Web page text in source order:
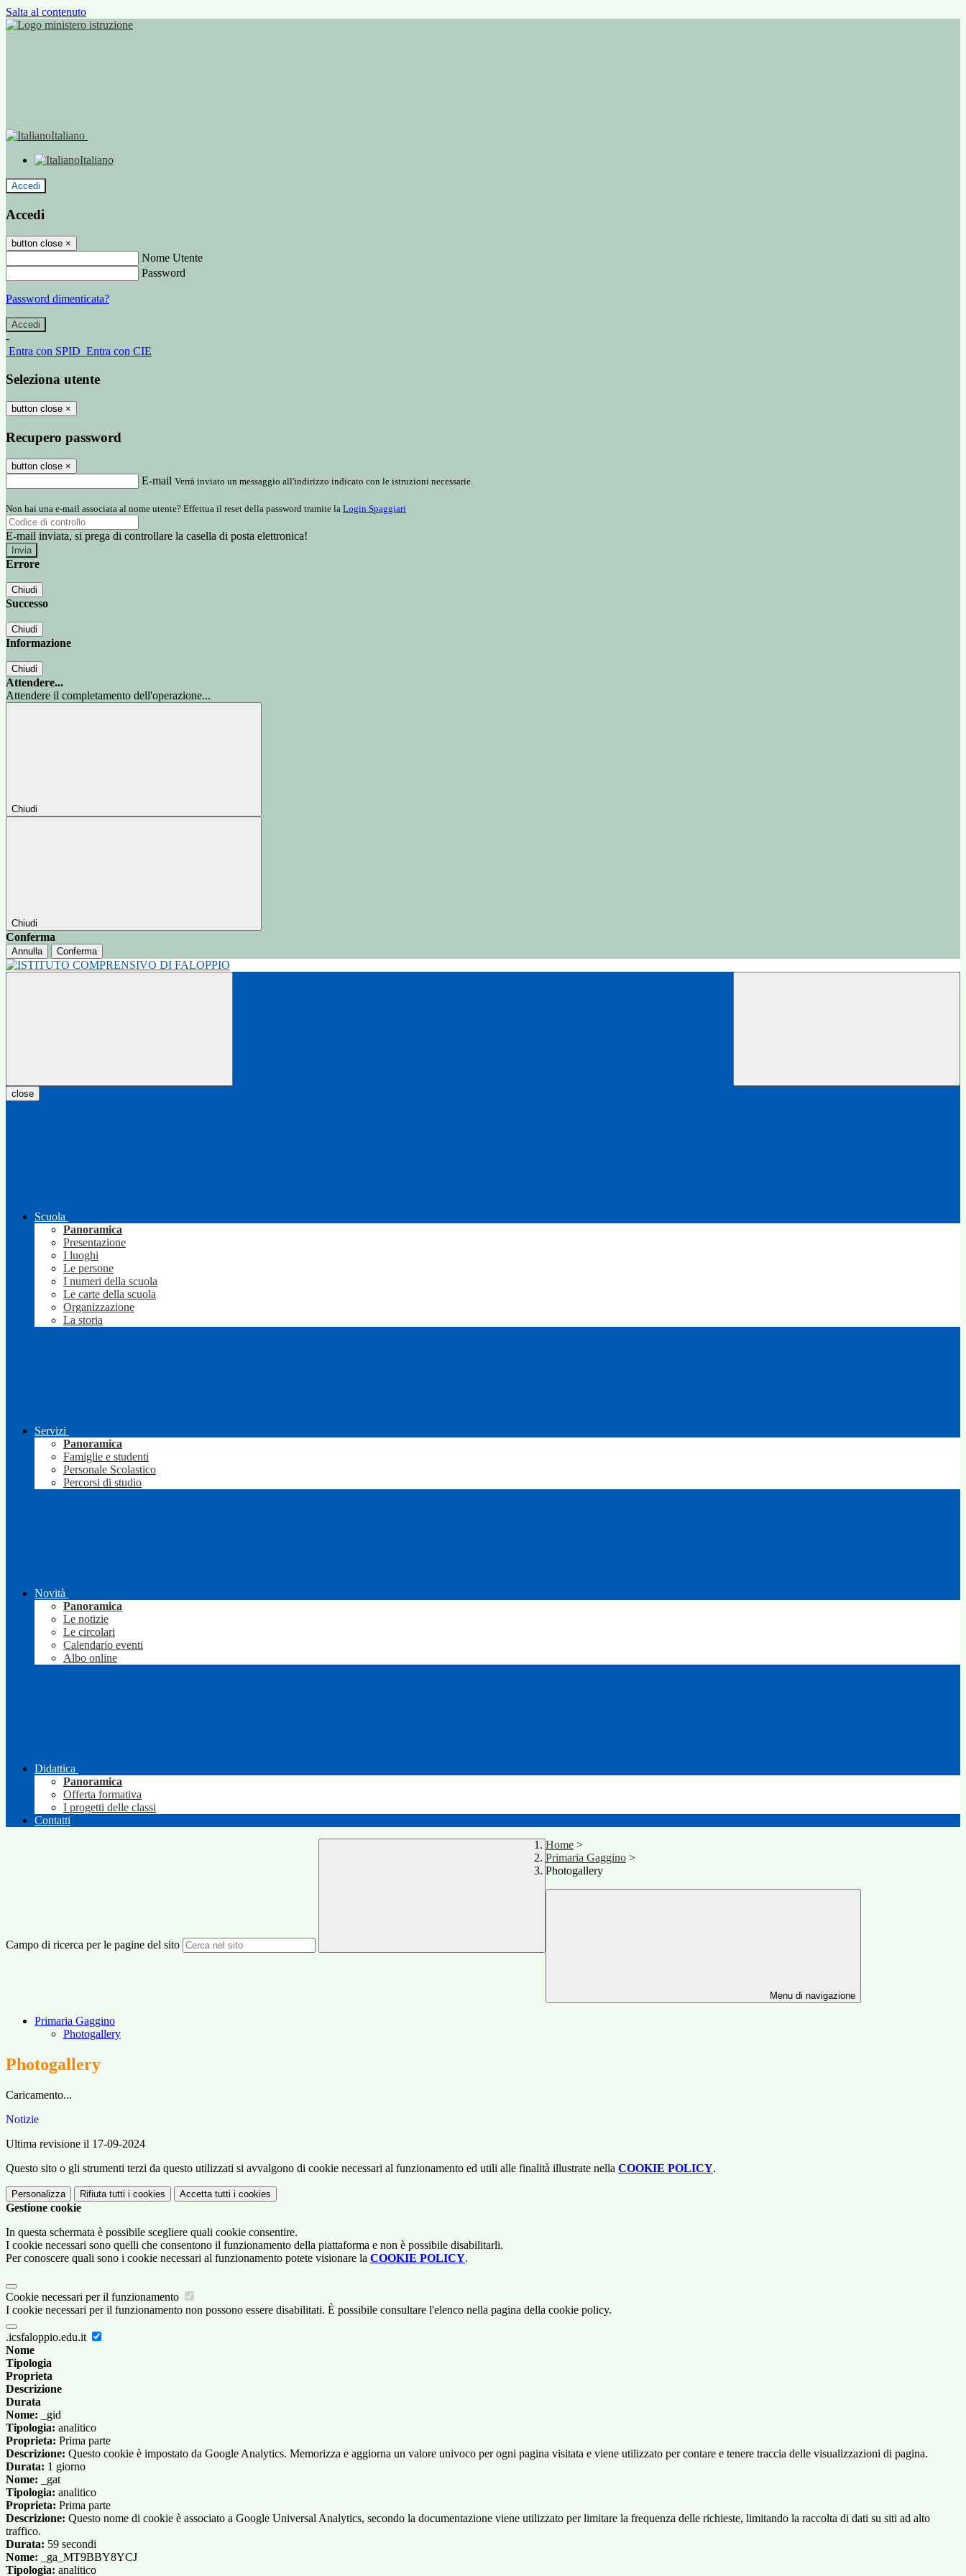
Salta al contenuto
Italiano
Italiano
Accedi
Accedi
button close ×
Nome Utente
Password
Password dimenticata?
-
Entra con SPID Entra con CIE
Seleziona utente
button close ×
Recupero password
button close ×
E-mail Verrà inviato un messaggio all'indirizzo indicato con le istruzioni necessarie.
Non hai una e-mail associata al nome utente? Effettua il reset della password tramite la Login Spaggiari
E-mail inviata, si prega di controllare la casella di posta elettronica!
Errore
Chiudi
Successo
Chiudi
Informazione
Chiudi
Attendere...
Attendere il completamento dell'operazione...
Chiudi
Chiudi
Conferma
Annulla Conferma
close
Scuola
Panoramica
Presentazione
I luoghi
Le persone
I numeri della scuola
Le carte della scuola
Organizzazione
La storia
Servizi
Panoramica
Famiglie e studenti
Personale Scolastico
Percorsi di studio
Novità
Panoramica
Le notizie
Le circolari
Calendario eventi
Albo online
Didattica
Panoramica
Offerta formativa
I progetti delle classi
Contatti
Campo di ricerca per le pagine del sito
Home >
Primaria Gaggino >
Photogallery
Menu di navigazione
Primaria Gaggino
Photogallery
Photogallery
Caricamento...
Notizie
Ultima revisione il 17-09-2024
Questo sito o gli strumenti terzi da questo utilizzati si avvalgono di cookie necessari al funzionamento ed utili alle finalità illustrate nella COOKIE POLICY.
Personalizza Rifiuta tutti i cookies Accetta tutti i cookies
Gestione cookie
In questa schermata è possibile scegliere quali cookie consentire.
I cookie necessari sono quelli che consentono il funzionamento della piattaforma e non è possibile disabilitarli.
Per conoscere quali sono i cookie necessari al funzionamento potete visionare la COOKIE POLICY.
Cookie necessari per il funzionamento
I cookie necessari per il funzionamento non possono essere disabilitati. È possibile consultare l'elenco nella pagina della cookie policy.
.icsfaloppio.edu.it
Nome
Tipologia
Proprieta
Descrizione
Durata
Nome: _gid
Tipologia: analitico
Proprieta: Prima parte
Descrizione: Questo cookie è impostato da Google Analytics. Memorizza e aggiorna un valore univoco per ogni pagina visitata e viene utilizzato per contare e tenere traccia delle visualizzazioni di pagina.
Durata: 1 giorno
Nome: _gat
Tipologia: analitico
Proprieta: Prima parte
Descrizione: Questo nome di cookie è associato a Google Universal Analytics, secondo la documentazione viene utilizzato per limitare la frequenza delle richieste, limitando la raccolta di dati su siti ad alto
traffico.
Durata: 59 secondi
Nome: _ga_MT9BBY8YCJ
Tipologia: analitico